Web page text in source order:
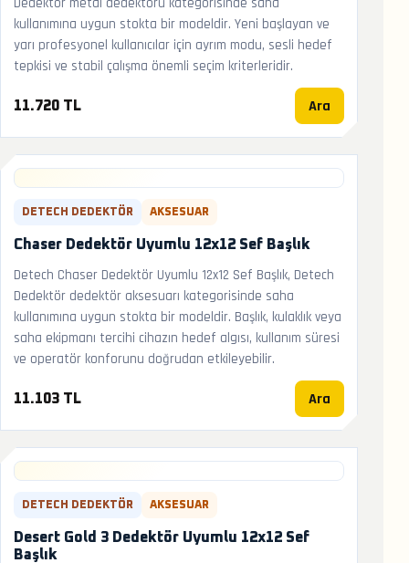
kullanımına uygun stokta bir modeldir. Yeni başlayan ve
yarı profesyonel kullanıcılar için ayrım modu, sesli hedef
tepkisi ve stabil çalışma önemli seçim kriterleridir.
11.720 TL Ara
DETECH DEDEKTÖR AKSESUAR
Chaser Dedektör Uyumlu 12x12 Sef Başlık
Detech Chaser Dedektör Uyumlu 12x12 Sef Başlık, Detech
Dedektör dedektör aksesuarı kategorisinde saha
kullanımına uygun stokta bir modeldir. Başlık, kulaklık veya
saha ekipmanı tercihi cihazın hedef algısı, kullanım süresi
ve operatör konforunu doğrudan etkileyebilir.
11.103 TL Ara
DETECH DEDEKTÖR AKSESUAR
Desert Gold 3 Dedektör Uyumlu 12x12 Sef
Başlık